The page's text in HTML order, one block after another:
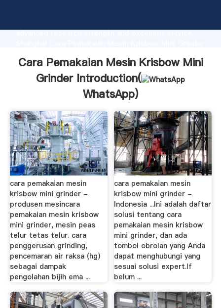
advanced research strength and excellent service,
customers.
Cara Pemakaian Mesin Krisbow Mini
Grinder Introduction(
WhatsApp)
cara pemakaian mesin
krisbow mini grinder -
produsen mesincara
pemakaian mesin krisbow
mini grinder, mesin peas
telur tetas telur. cara
penggerusan grinding,
pencemaran air raksa (hg)
sebagai dampak
pengolahan bijih ema ...
cara pemakaian mesin
krisbow mini grinder -
Indonesia ...Ini adalah daftar
solusi tentang cara
pemakaian mesin krisbow
mini grinder, dan ada
tombol obrolan yang Anda
dapat menghubungi yang
sesuai solusi expert.If
belum ...